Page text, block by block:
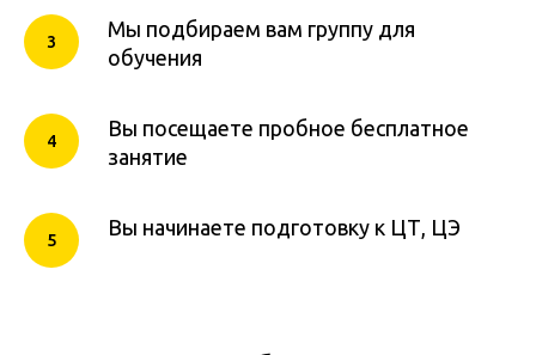
Мы подбираем вам группу для
обучения
Вы посещаете пробное бесплатное
занятие
Вы начинаете подготовку к ЦТ, ЦЭ